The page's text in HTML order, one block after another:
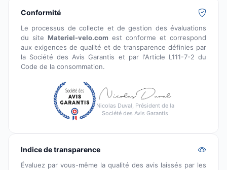
Conformité
Le processus de collecte et de gestion des évaluations
du site Materiel-velo.com est conforme et correspond
aux exigences de qualité et de transparence définies par
la Société des Avis Garantis et par l'Article L111-7-2 du
Code de la consommation.
Nicolas Duval, Président de la
Société des Avis Garantis
Indice de transparence
Évaluez par vous-même la qualité des avis laissés par les